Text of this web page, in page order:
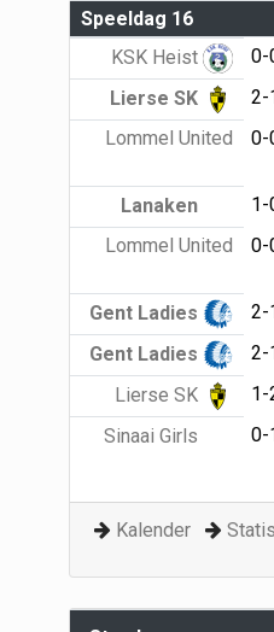
Speeldag 16
KSK Heist
0-
Lierse SK
2-
Lommel United
0-
Lanaken 1-
Lommel United
0-
Gent Ladies 2-
Gent Ladies
2-
Lierse SK
1-
Sinaai Girls
0-
Kalender